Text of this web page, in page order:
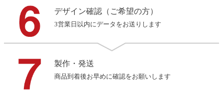
デザイン確認（ご希望の方）
3営業日以内にデータをお送りします
製作・発送
商品到着後お早めに確認をお願いします